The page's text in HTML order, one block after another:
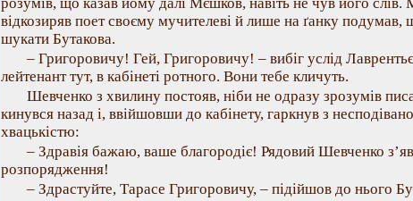
відкозиряв поет своєму мучителеві й лише на ґанку подумав,
шукати Бутакова.
– Григоровичу! Гей, Григоровичу! – вибіг услід
лейтенант тут, в кабінеті ротного. Вони тебе кличуть.
Шевченко з хвилину постояв, ніби не одразу зрозумів
кинувся назад і, ввійшовши до кабінету, гаркнув з
хвацькістю:
– Здравія бажаю, ваше благородіє! Рядовий Шевченко
розпорядження!
– Здрастуйте, Тарасе Григоровичу, – підійшов до нього